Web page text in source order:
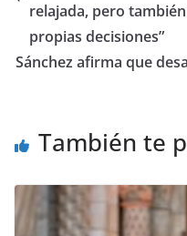
relajada, pero
propias decisiones”
Sánchez afirma que
También te